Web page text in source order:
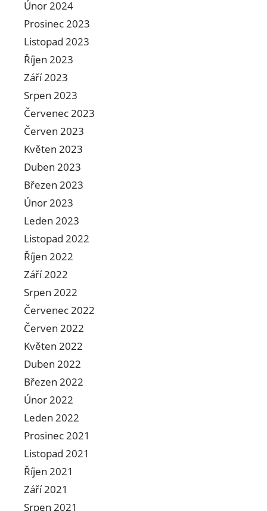
Únor 2024
Prosinec 2023
Listopad 2023
Říjen 2023
Září 2023
Srpen 2023
Červenec 2023
Červen 2023
Květen 2023
Duben 2023
Březen 2023
Únor 2023
Leden 2023
Listopad 2022
Říjen 2022
Září 2022
Srpen 2022
Červenec 2022
Červen 2022
Květen 2022
Duben 2022
Březen 2022
Únor 2022
Leden 2022
Prosinec 2021
Listopad 2021
Říjen 2021
Září 2021
Srpen 2021